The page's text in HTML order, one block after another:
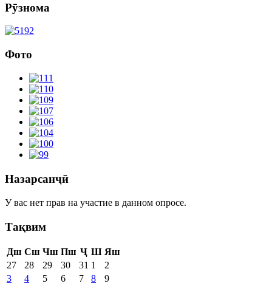
Рӯзнома
Фото
Назарсанҷӣ
У вас нет прав на участие в данном опросе.
Тақвим
Дш Сш Чш Пш Ҷ Ш Яш
27
28 29 30 31 1
2
3
4 5 6 7 8
9